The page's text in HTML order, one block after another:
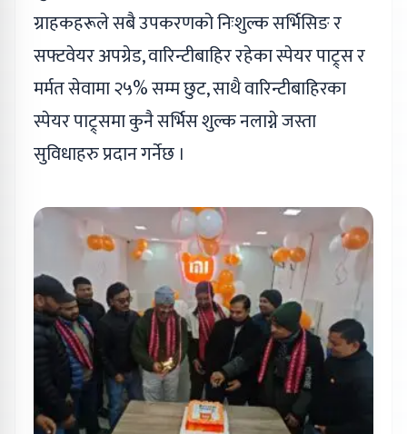
ग्राहकहरूले सबै उपकरणको निःशुल्क सर्भिसिङ र
सफ्टवेयर अपग्रेड, वारिन्टीबाहिर रहेका स्पेयर पाट्र्स र
मर्मत सेवामा २५% सम्म छुट, साथै वारिन्टीबाहिरका
स्पेयर पाट्र्समा कुनै सर्भिस शुल्क नलाग्ने जस्ता
सुविधाहरु प्रदान गर्नेछ ।